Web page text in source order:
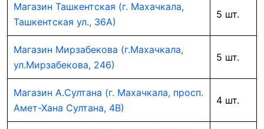
Магазин Ташкентская (г. Махачкала,
Ташкентская ул., 36А)
5 шт.
Магазин Мирзабекова (г.Махачкала,
ул.Мирзабекова, 246)
5 шт.
Магазин А.Султана (г. Махачкала, просп.
Амет-Хана Султана, 4В)
4 шт.